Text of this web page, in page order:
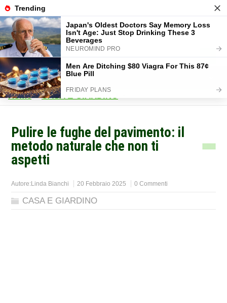
Home>CASA E GIARDINO
Pulire le fughe del pavimento: il
metodo naturale che non ti
aspetti
Autore:Linda Bianchi 20 Febbraio 2025 0 Commenti
CASA E GIARDINO